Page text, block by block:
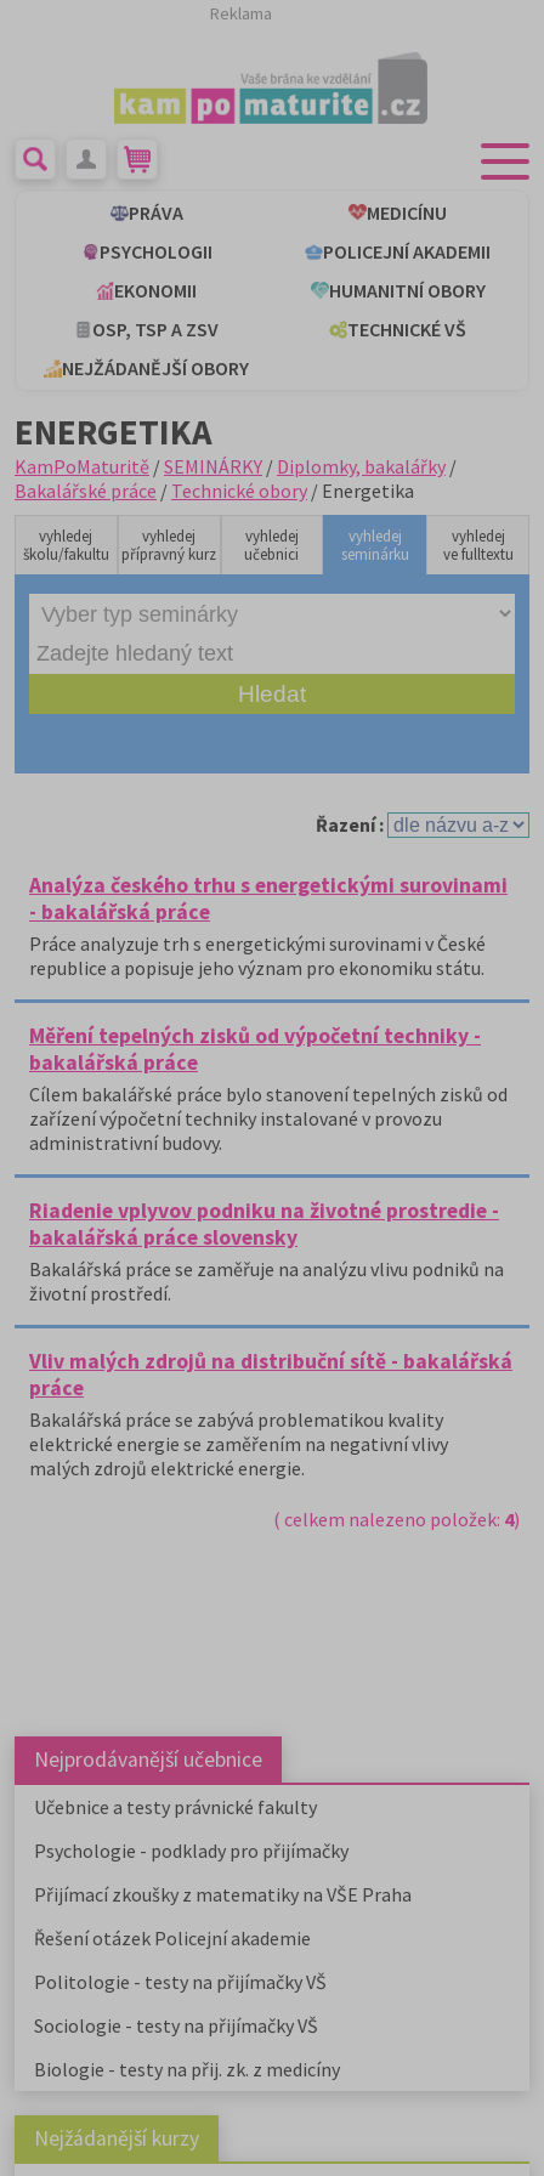
Reklama
PRÁVA
MEDICÍNU
PSYCHOLOGII
POLICEJNÍ AKADEMII
EKONOMII
HUMANITNÍ OBORY
OSP, TSP A ZSV
TECHNICKÉ VŠ
NEJŽÁDANĚJŠÍ OBORY
ENERGETIKA
KamPoMaturitě /SEMINÁRKY / Diplomky, bakalářky /
Bakalářské práce / Technické obory / Energetika
vyhledej
školu/fakultu
vyhledej
přípravný kurz
vyhledej
učebnici
vyhledej
seminárku
vyhledej
ve fulltextu
Řazení :
Analýza českého trhu s energetickými surovinami
- bakalářská práce
Práce analyzuje trh s energetickými surovinami v České
republice a popisuje jeho význam pro ekonomiku státu.
Měření tepelných zisků od výpočetní techniky -
bakalářská práce
Cílem bakalářské práce bylo stanovení tepelných zisků od
zařízení výpočetní techniky instalované v provozu
administrativní budovy.
Riadenie vplyvov podniku na životné prostredie -
bakalářská práce slovensky
Bakalářská práce se zaměřuje na analýzu vlivu podniků na
životní prostředí.
Vliv malých zdrojů na distribuční sítě - bakalářská
práce
Bakalářská práce se zabývá problematikou kvality
elektrické energie se zaměřením na negativní vlivy
malých zdrojů elektrické energie.
( celkem nalezeno položek: 4)
Nejprodávanější učebnice
Učebnice a testy právnické fakulty
Psychologie - podklady pro přijímačky
Přijímací zkoušky z matematiky na VŠE Praha
Řešení otázek Policejní akademie
Politologie - testy na přijímačky VŠ
Sociologie - testy na přijímačky VŠ
Biologie - testy na přij. zk. z medicíny
Nejžádanější kurzy